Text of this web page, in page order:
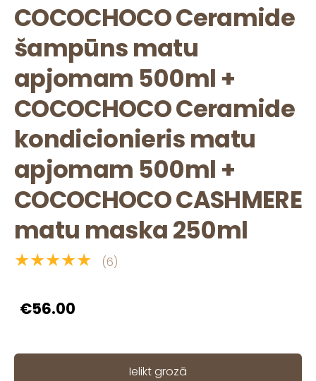
COCOCHOCO Ceramide
šampūns matu
apjomam 500ml +
COCOCHOCO Ceramide
kondicionieris matu
apjomam 500ml +
COCOCHOCO CASHMERE
matu maska 250ml
★★★★★ (6)
€56.00
Ielikt grozā